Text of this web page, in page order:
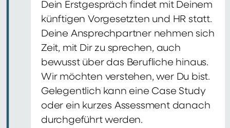
Dein Erstgespräch findet mit Deinem
künftigen Vorgesetzten und HR statt.
Deine Ansprechpartner nehmen sich
Zeit, mit Dir zu sprechen, auch
bewusst über das Berufliche hinaus.
Wir möchten verstehen, wer Du bist.
Gelegentlich kann eine Case Study
oder ein kurzes Assessment danach
durchgeführt werden.